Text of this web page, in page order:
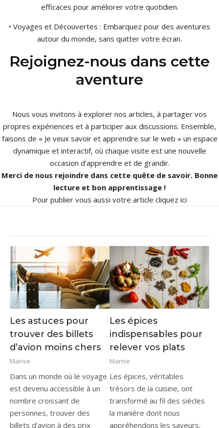
efficaces pour améliorer votre quotidien.
• Voyages et Découvertes : Embarquez pour des aventures
autour du monde, sans quitter votre écran.
Rejoignez-nous dans cette
aventure
Nous vous invitons à explorer nos articles, à partager vos
propres expériences et à participer aux discussions. Ensemble,
faisons de « Je veux savoir et apprendre sur le web » un espace
dynamique et interactif, où chaque visite est une nouvelle
occasion d’apprendre et de grandir.
Merci de nous rejoindre dans cette quête de savoir. Bonne
lecture et bon apprentissage !
Pour publier vous aussi votre article cliquez ici
Les astuces pour
trouver des billets
d’avion moins chers
Marise
Dans un monde où le voyage
est devenu accessible à un
nombre croissant de
personnes, trouver des
billets d’avion à des prix
Les épices
indispensables pour
relever vos plats
Marise
Les épices, véritables
trésors de la cuisine, ont
transformé au fil des siècles
la manière dont nous
appréhendons les saveurs.